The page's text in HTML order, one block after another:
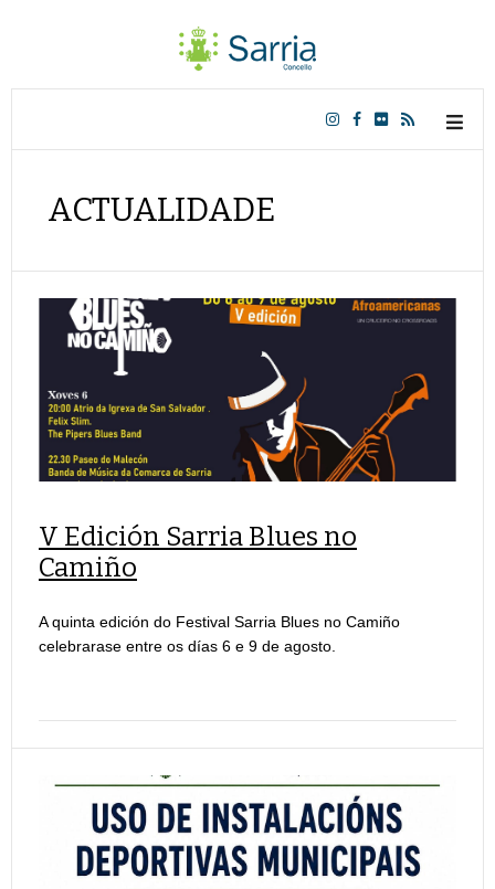
ACTUALIDADE
V Edición Sarria Blues no
Camiño
A quinta edición do Festival Sarria Blues no Camiño
celebrarase entre os días 6 e 9 de agosto.